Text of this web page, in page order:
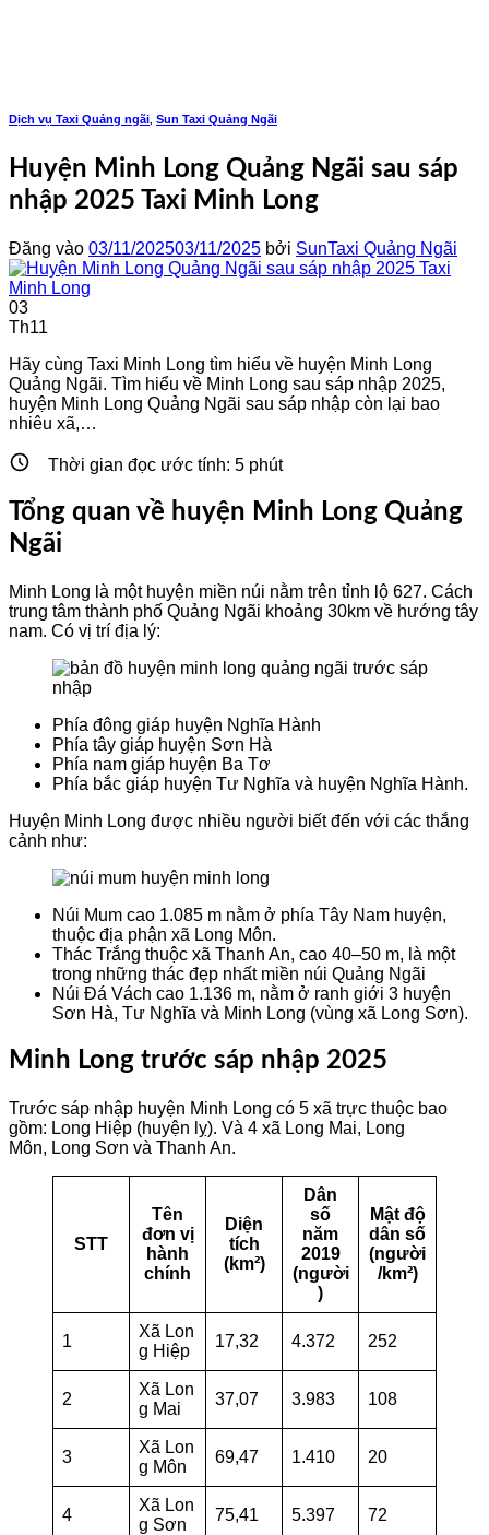
Dịch vụ Taxi Quảng ngãi Sun Taxi Quảng Ngãi
Huyện Minh Long Quảng Ngãi sau sáp
nhập 2025 Taxi Minh Long
Đăng vào 03/11/202503/11/2025 bởi SunTaxi Quảng Ngãi
03
Th11
Hãy cùng Taxi Minh Long tìm hiểu về huyện Minh Long
Quảng Ngãi. Tìm hiểu về Minh Long sau sáp nhập 2025,
huyện Minh Long Quảng Ngãi sau sáp nhập còn lại bao
nhiêu xã,…
Thời gian đọc ước tính: 5 phút
Tổng quan về huyện Minh Long Quảng
Ngãi
Minh Long là một huyện miền núi nằm trên tỉnh lộ 627. Cách
trung tâm thành phố Quảng Ngãi khoảng 30km về hướng tây
nam. Có vị trí địa lý:
Phía đông giáp huyện Nghĩa Hành
Phía tây giáp huyện Sơn Hà
Phía nam giáp huyện Ba Tơ
Phía bắc giáp huyện Tư Nghĩa và huyện Nghĩa Hành.
Huyện Minh Long được nhiều người biết đến với các thắng
cảnh như:
Núi Mum cao 1.085 m nằm ở phía Tây Nam huyện,
thuộc địa phận xã Long Môn.
Thác Trắng thuộc xã Thanh An, cao 40–50 m, là một
trong những thác đẹp nhất miền núi Quảng Ngãi
Núi Đá Vách cao 1.136 m, nằm ở ranh giới 3 huyện
Sơn Hà, Tư Nghĩa và Minh Long (vùng xã Long Sơn).
Minh Long trước sáp nhập 2025
Trước sáp nhập huyện Minh Long có 5 xã trực thuộc bao
gồm: Long Hiệp (huyện lỵ). Và 4 xã Long Mai, Long
Môn, Long Sơn và Thanh An.
STT
Tên
đơn vị
hành
chính
Diện
tích
(km²)
Dân
số
năm
2019
(người
)
Mật độ
dân số
(người
/km²)
1
Xã Lon
g Hiệp
17,32 4.372 252
2
Xã Lon
g Mai
37,07 3.983 108
3
Xã Lon
g Môn
69,47 1.410 20
4
Xã Lon
g Sơn
75,41 5.397 72